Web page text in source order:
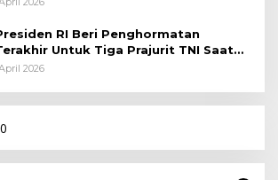
RI Beri Penghormatan
Untuk Tiga Prajurit TNI Saat
di Bandara Soekarno-
2026